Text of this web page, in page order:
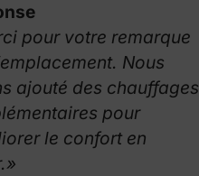
pour votre remarque
Nous
ajouté des chauffages
pour
le confort en